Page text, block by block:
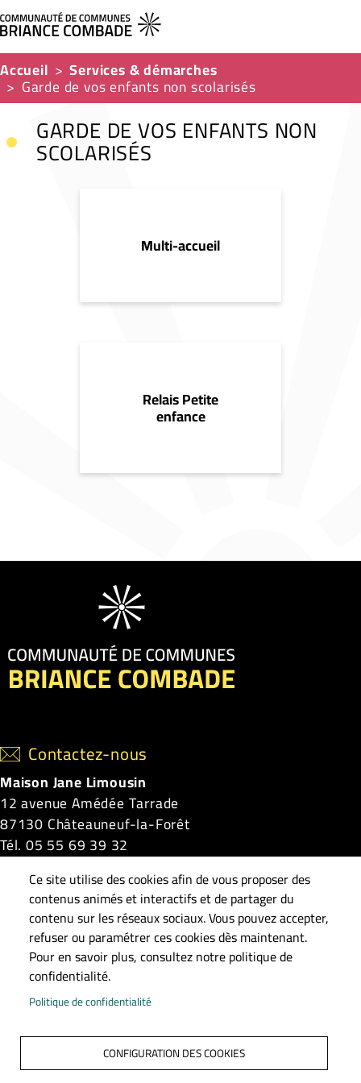
Accueil Services & démarches
Garde de vos enfants non scolarisés
GARDE DE VOS ENFANTS NON
SCOLARISÉS
Multi-accueil
Relais Petite
enfance
Contactez-nous
Maison Jane Limousin
12 avenue Amédée Tarrade
87130 Châteauneuf-la-Forêt
Tél. 05 55 69 39 32
Horaires d'ouverture :
Du lundi au vendredi, de 10h à 17h
Le samedi, de 10h à 13h
Châteauneuf-la-Forêt|La Croisille-sur-Briance
Linards|Masléon
Georges|Saint-Gilles-les-Forêts
|
Ce site utilise des cookies afin de vous proposer des
contenus animés et interactifs et de partager du
contenu sur les réseaux sociaux. Vous pouvez accepter,
refuser ou paramétrer ces cookies dès maintenant.
Pour en savoir plus, consultez notre politique de
confidentialité.
Politique de confidentialité
CONFIGURATION DES COOKIES
Pied de page
AccueilPlan du siteContactMentions légales